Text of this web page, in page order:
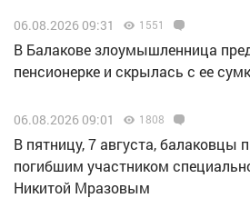
06.08.2026 09:31 1551
В Балакове злоумышленница
пенсионерке и скрылась с ее
06.08.2026 09:01 1808
В пятницу, 7 августа, балаковцы
погибшим участником
Никитой Мразовым